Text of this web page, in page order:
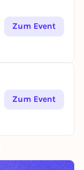
Zum Event
Zum Event